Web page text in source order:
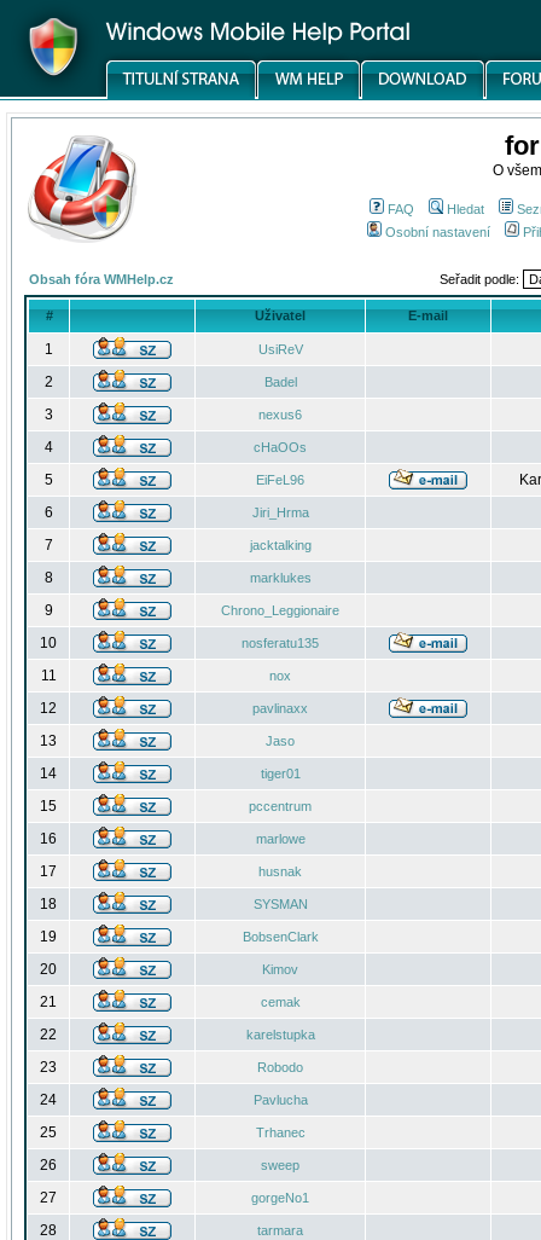
O
FAQ Hledat
Osobní nastavení
Obsah fóra WMHelp.cz Seřadit podle:
# Uživatel E-mail
1 UsiReV
2 Badel
3 nexus6
4 cHaOOs
5 EiFeL96
6
Jiri_Hrma
7 jacktalking
8 marklukes
9 Chrono_Leggionaire
10 nosferatu135
11 nox
12 pavlinaxx
13 Jaso
14 tiger01
15 pccentrum
16 marlowe
17 husnak
18 SYSMAN
19 BobsenClark
20 Kimov
21 cemak
22 karelstupka
23 Robodo
24 Pavlucha
25 Trhanec
26 sweep
27 gorgeNo1
28 tarmara